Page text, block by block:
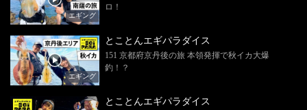
エギング
ロ！
エギング
とことんエギパラダイス
151 京都府京丹後の旅 本領発揮で秋イカ大爆
釣！？
とことんエギパラダイス